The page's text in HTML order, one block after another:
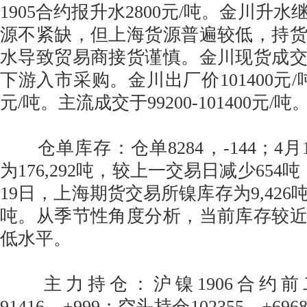
1905合约报升水2800元/吨。金川升水
源不紧缺，但上海货源普遍较低，持
水导致贸易商接货谨慎。金川现货成
下游入市采购。金川出厂价101400元/
元/吨。主流成交于99200-101400元/吨
仓单库存：仓单8284，-144；4月
为176,292吨，较上一交易日减少654
19日，上海期货交易所镍库存为9,426
吨。从季节性角度分析，当前库存较
低水平。
主力持仓：沪镍1906合约前